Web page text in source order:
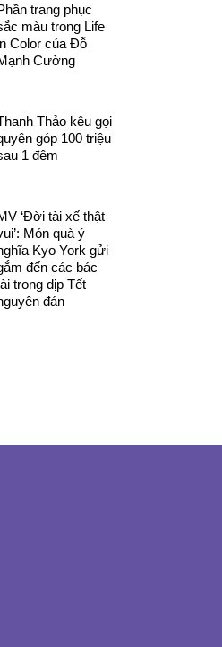
trang phục
màu trong Life
Color của Đỗ
Cường
Thảo kêu gọi
góp 100 triệu
1 đêm
‘Đời tài xế thật
Món quà ý
Kyo York gửi
đến các bác
trong dịp Tết
đán